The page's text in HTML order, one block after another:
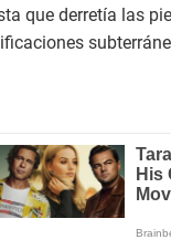
que derretía las